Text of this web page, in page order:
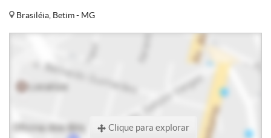
Brasiléia, Betim - MG
Clique para explorar